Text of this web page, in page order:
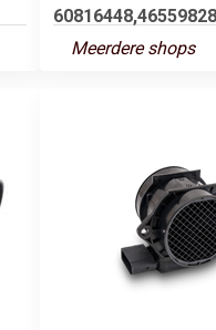
Meerdere shops